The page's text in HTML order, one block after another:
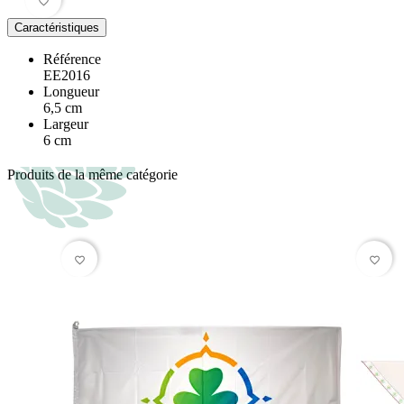
Caractéristiques
Référence
EE2016
Longueur
6,5 cm
Largeur
6 cm
Produits de la même catégorie
favorite_border favorite_border